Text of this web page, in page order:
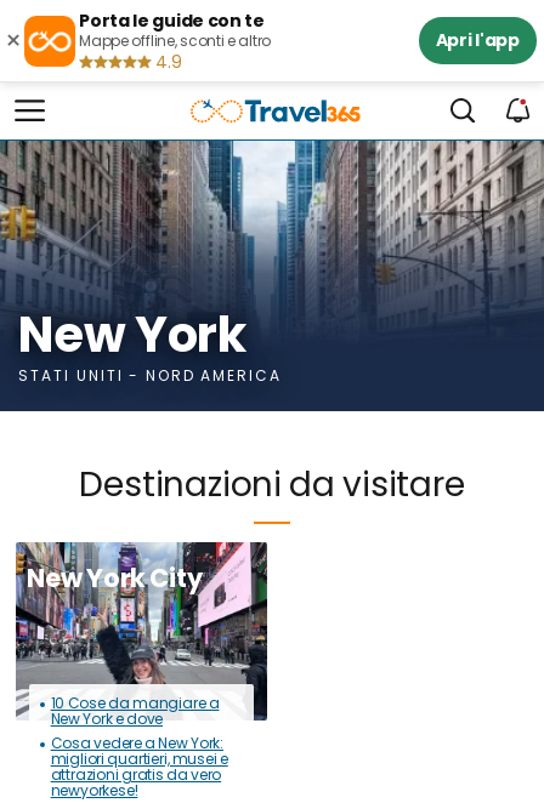
×
Porta le guide con te
Mappe offline, sconti e altro
4.9
Apri l'app
New York
STATI UNITI - NORD AMERICA
Destinazioni da visitare
New York City
10 Cose da mangiare a
New York e dove
Cosa vedere a New York:
migliori quartieri, musei e
attrazioni gratis da vero
newyorkese!